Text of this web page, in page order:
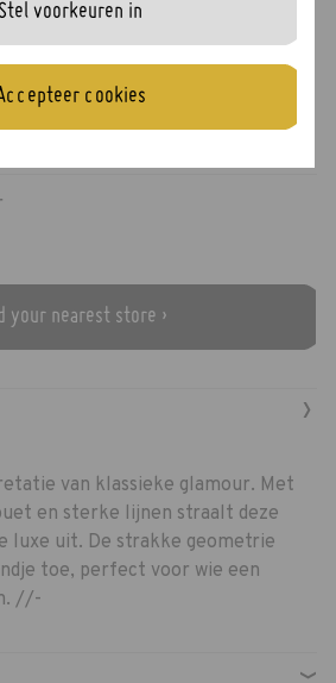
your nearest store ›
›
van klassieke glamour. Met
en sterke lijnen straalt deze
luxe uit. De strakke geometrie
toe, perfect voor wie een
//-
›
Stel voorkeuren in
cookies